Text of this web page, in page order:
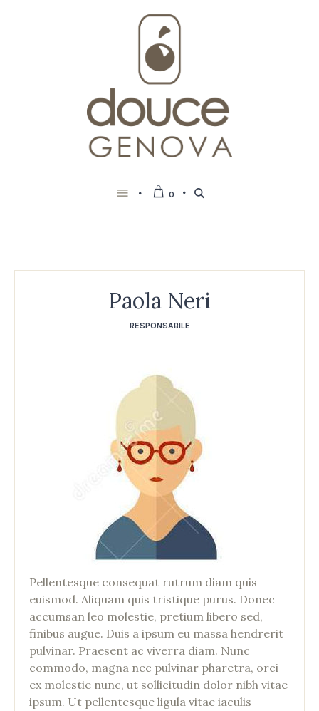
0
Paola Neri
RESPONSABILE
Pellentesque consequat rutrum diam quis
euismod. Aliquam quis tristique purus. Donec
accumsan leo molestie, pretium libero sed,
finibus augue. Duis a ipsum eu massa hendrerit
pulvinar. Praesent ac viverra diam. Nunc
commodo, magna nec pulvinar pharetra, orci
ex molestie nunc, ut sollicitudin dolor nibh vitae
ipsum. Ut pellentesque ligula vitae iaculis